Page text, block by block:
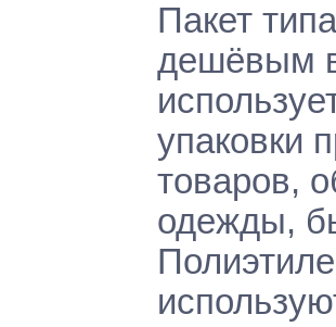
Пакет
дешёвым
упаковки
товаров,
одежды,